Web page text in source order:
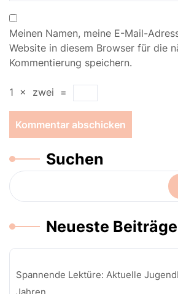
Meinen Namen, meine E-Mail-
Website in diesem Browser für die
Kommentierung speichern.
1 × zwei =
Suchen
Neueste Beiträge
Spannende Lektüre: Aktuelle